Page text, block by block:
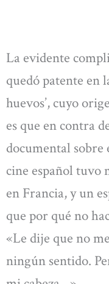
La evidente
quedó patente en
huevos’, cuyo
es que en contra
documental sobre
cine español tuvo
en Francia, y un
que por qué no
«Le dije que no
ningún sentido.